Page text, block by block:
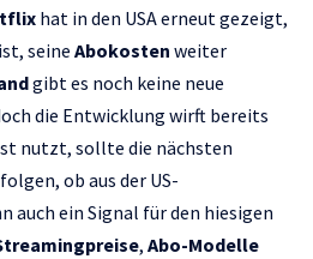
hat in den USA erneut gezeigt,
seine Abokosten weiter
gibt es noch keine neue
die Entwicklung wirft bereits
nutzt, sollte die nächsten
ob aus der US-
auch ein Signal für den hiesigen
, Abo-Modelle